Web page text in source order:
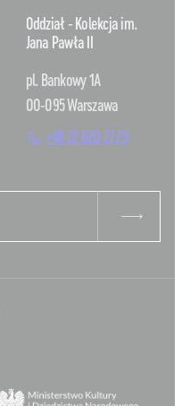
Oddział - Kolekcja im.
Jana Pawła II
pl. Bankowy 1A
00-095 Warszawa
+48 22 620 27 25